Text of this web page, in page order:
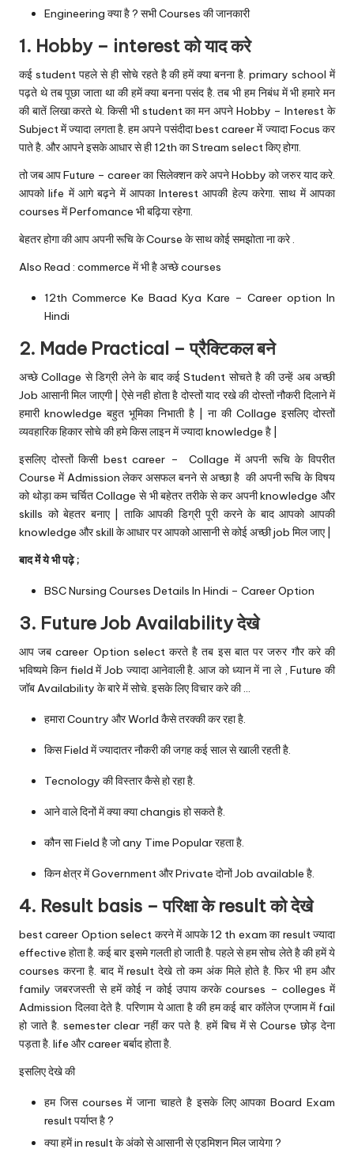
Engineering क्या है ? सभी Courses की जानकारी
1. Hobby – interest को याद करे
कई student पहले से ही सोचे रहते है की हमें क्या बनना है. primary school में
पढ़ते थे तब पूछा जाता था की हमें क्या बनना पसंद है. तब भी हम निबंध में भी हमारे मन
की बातें लिखा करते थे. किसी भी student का मन अपने Hobby – Interest के
Subject में ज्यादा लगता है. हम अपने पसंदीदा best career में ज्यादा Focus कर
पाते है. और आपने इसके आधार से ही 12th का Stream select किए होगा.
तो जब आप Future – career का सिलेक्शन करे अपने Hobby को जरुर याद करे.
आपको life में आगे बढ़ने में आपका Interest आपकी हेल्प करेगा. साथ में आपका
courses में Perfomance भी बढ़िया रहेगा.
बेहतर होगा की आप अपनी रूचि के Course के साथ कोई समझोता ना करे .
Also Read : commerce में भी है अच्छे courses
12th Commerce Ke Baad Kya Kare – Career option In
Hindi
2. Made Practical – प्रैक्टिकल बने
अच्छे Collage से डिग्री लेने के बाद कई Student सोचते है की उन्हें अब अच्छी
Job आसानी मिल जाएगी | ऐसे नही होता है दोस्तों याद रखे की दोस्तों नौकरी दिलाने में
हमारी knowledge बहुत भूमिका निभाती है | ना की Collage इसलिए दोस्तों
व्यवहारिक हिकार सोचे की हमे किस लाइन में ज्यादा knowledge है |
इसलिए दोस्तों किसी best career – Collage में अपनी रूचि के विपरीत
Course में Admission लेकर असफल बनने से अच्छा है की अपनी रूचि के विषय
को थोड़ा कम चर्चित Collage से भी बहेतर तरीके से कर अपनी knowledge और
skills को बेहतर बनाए | ताकि आपकी डिग्री पूरी करने के बाद आपको आपकी
knowledge और skill के आधार पर आपको आसानी से कोई अच्छी job मिल जाए |
बाद में ये भी पढ़े ;
BSC Nursing Courses Details In Hindi – Career Option
3. Future Job Availability देखे
आप जब career Option select करते है तब इस बात पर जरुर गौर करे की
भविष्यमे किन field में Job ज्यादा आनेवाली है. आज को ध्यान में ना ले , Future की
जॉब Availability के बारे में सोचे. इसके लिए विचार करे की …
हमारा Country और World कैसे तरक्की कर रहा है.
किस Field में ज्यादातर नौकरी की जगह कई साल से खाली रहती है.
Tecnology की विस्तार कैसे हो रहा है.
आने वाले दिनों में क्या क्या changis हो सकते है.
कौन सा Field है जो any Time Popular रहता है.
किन क्षेत्र में Government और Private दोनों Job available है.
4. Result basis – परिक्षा के result को देखे
best career Option select करने में आपके 12 th exam का result ज्यादा
effective होता है. कई बार इसमे गलती हो जाती है. पहले से हम सोच लेते है की हमें ये
courses करना है. बाद में result देखे तो कम अंक मिले होते है. फिर भी हम और
family जबरजस्ती से हमें कोई न कोई उपाय करके courses – colleges में
Admission दिलवा देते है. परिणाम ये आता है की हम कई बार कॉलेज एग्जाम में fail
हो जाते है. semester clear नहीं कर पते है. हमें बिच में से Course छोड़ देना
पड़ता है. life और career बर्बाद होता है.
इसलिए देखे की
हम जिस courses में जाना चाहते है इसके लिए आपका Board Exam
result पर्याप्त है ?
क्या हमें in result के अंको से आसानी से एडमिशन मिल जायेगा ?